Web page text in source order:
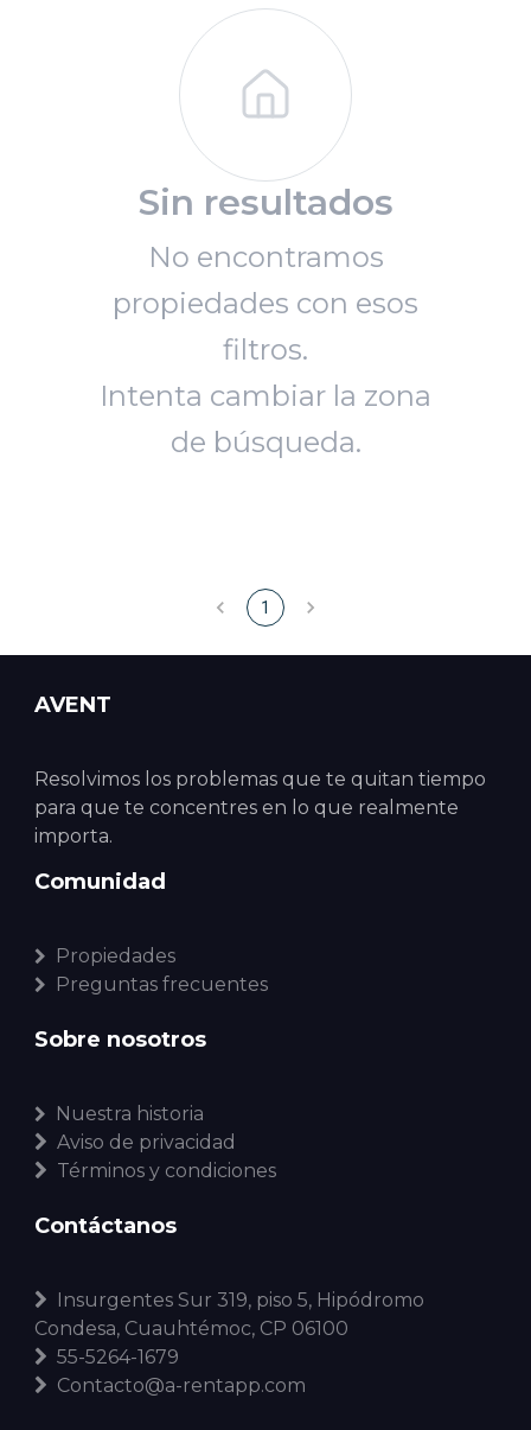
Sin resultados
No encontramos
propiedades con esos
filtros.
Intenta cambiar la zona
de búsqueda.
1
AVENT
Resolvimos los problemas que te quitan tiempo
para que te concentres en lo que realmente
importa.
Comunidad
Propiedades
Preguntas frecuentes
Sobre nosotros
Nuestra historia
Aviso de privacidad
Términos y condiciones
Contáctanos
Insurgentes Sur 319, piso 5, Hipódromo
Condesa, Cuauhtémoc, CP 06100
55-5264-1679
Contacto@a-rentapp.com